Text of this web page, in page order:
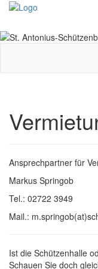
Ansprechpartner für
Markus Springob
Tel.: 02722 3949
Mail.:
Ist die Schützenhalle
Schauen Sie doch